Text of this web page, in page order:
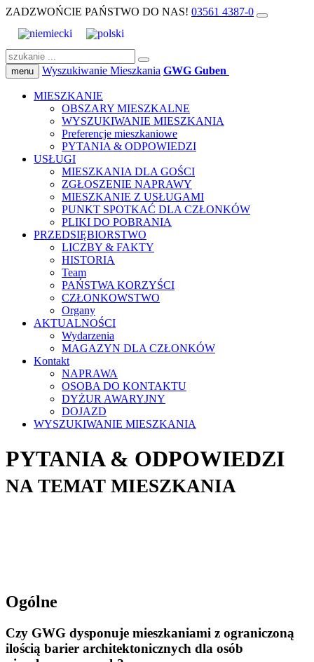
ZADZWOŃCIE PAŃSTWO DO NAS! 03561 4387-0
menu Wyszukiwanie Mieszkania GWG Guben
MIESZKANIE
OBSZARY MIESZKALNE
WYSZUKIWANIE MIESZKANIA
Preferencje mieszkaniowe
PYTANIA & ODPOWIEDZI
USŁUGI
MIESZKANIA DLA GOŚCI
ZGŁOSZENIE NAPRAWY
MIESZKANIE Z USŁUGAMI
PUNKT SPOTKAĆ DLA CZŁONKÓW
PLIKI DO POBRANIA
PRZEDSIĘBIORSTWO
LICZBY & FAKTY
HISTORIA
Team
PAŃSTWA KORZYŚCI
CZŁONKOWSTWO
Organy
AKTUALNOŚCI
Wydarzenia
MAGAZYN DLA CZŁONKÓW
Kontakt
NAPRAWA
OSOBA DO KONTAKTU
DYŻUR AWARYJNY
DOJAZD
WYSZUKIWANIE MIESZKANIA
PYTANIA & ODPOWIEDZI
NA TEMAT MIESZKANIA
Ogólne
Czy GWG dysponuje mieszkaniami z ograniczoną
ilością barier architektonicznych dla osób